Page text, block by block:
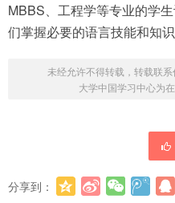
MBBS、工程学等专业的学
们掌握必要的语言技能和知识
未经允许不得转载，转载联系
大学中国学习中心为
分享到：